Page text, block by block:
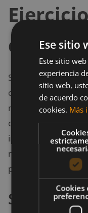
con
Se puede realizar
convencional de los
mancuernas,
centraremos en los
importantes, y se
modificar en la
peso de la sandbag.
Sandbag
Ese sitio
Este sitio
experiencia
sitio web,
de acuerdo
cookies. Más
Cookies